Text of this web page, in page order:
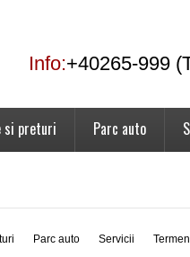
Info:+40265-999
si preturi Parc auto
Parc auto Servicii